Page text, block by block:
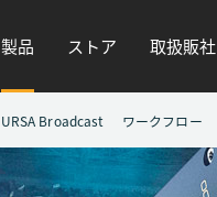
製品 ストア 取扱販社
URSA Broadcast ワークフロー